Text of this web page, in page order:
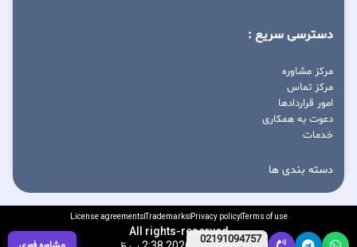
دسترسی سریع :
مرکز مشاوره
مرکز تماس
امور قراردادها
دعوت به همکاری
خدمات
دسته بندی ها
Terms of use
Privacy policy
Trademarks
License agreements
All rights-reserved
02191094757